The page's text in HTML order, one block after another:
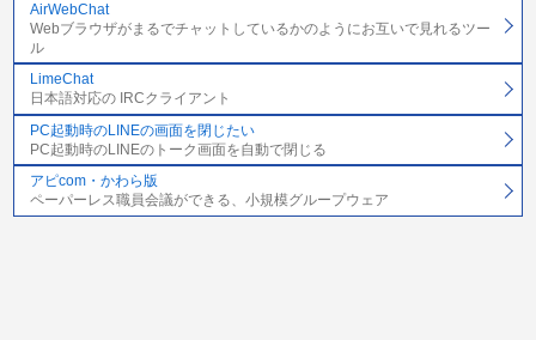
AirWebChat
Webブラウザがまるでチャットしているかのようにお互いで見れるツー
ル
LimeChat
日本語対応の IRCクライアント
PC起動時のLINEの画面を閉じたい
PC起動時のLINEのトーク画面を自動で閉じる
アピcom・かわら版
ペーパーレス職員会議ができる、小規模グループウェア